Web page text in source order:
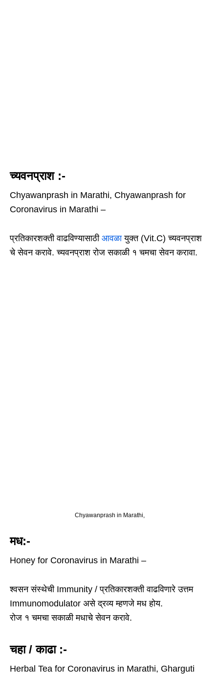
च्यवनप्राश :-
Chyawanprash in Marathi, Chyawanprash for
Coronavirus in Marathi –
प्रतिकारशक्ती वाढविण्यासाठी आवळायुक्त (Vit.C) च्यवनप्राश
चे सेवन करावे. च्यवनप्राश रोज सकाळी १ चमचा सेवन करावा.
Chyawanprash in Marathi,
मध:-
Honey for Coronavirus in Marathi –
श्वसन संस्थेची Immunity / प्रतिकारशक्ती वाढविणारे उत्तम
Immunomodulator असे द्रव्य म्हणजे मध होय.
रोज १ चमचा सकाळी मधाचे सेवन करावे.
चहा / काढा :-
Herbal Tea for Coronavirus in Marathi, Gharguti